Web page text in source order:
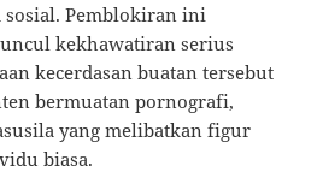
Pemblokiran ini
kekhawatiran serius
kecerdasan buatan tersebut
bermuatan pornografi,
yang melibatkan figur
biasa.